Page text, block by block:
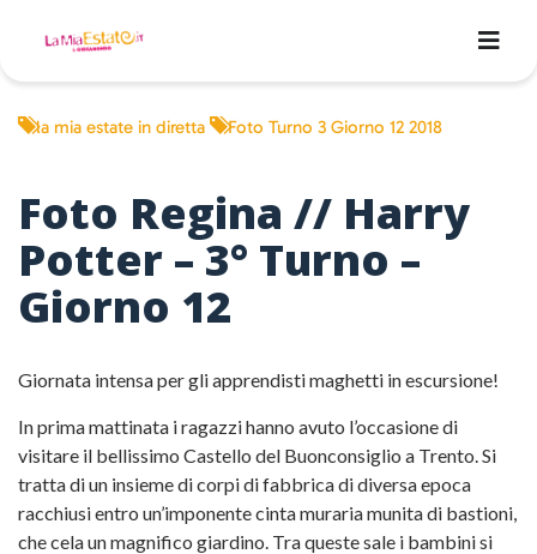
la mia estate in diretta Foto Turno 3 Giorno 12 2018
Foto Regina // Harry
Potter – 3° Turno –
Giorno 12
Giornata intensa per gli apprendisti maghetti in escursione!
In prima mattinata i ragazzi hanno avuto l’occasione di
visitare il bellissimo Castello del Buonconsiglio a Trento. Si
tratta di un insieme di corpi di fabbrica di diversa epoca
racchiusi entro un’imponente cinta muraria munita di bastioni,
che cela un magnifico giardino. Tra queste sale i bambini si